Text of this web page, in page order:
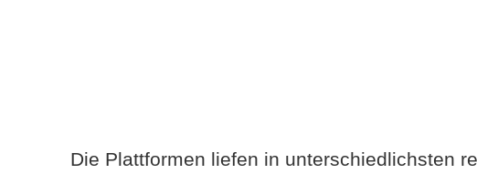
Die Plattformen liefen in unterschiedlichsten